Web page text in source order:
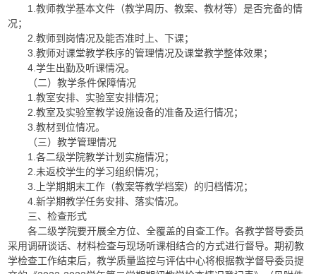
1.教师教学基本文件（教学周历、教案、教材等）是否完备的情
况；
2.教师到岗情况及能否准时上、下课；
3.教师对课堂教学秩序的管理情况及课堂教学整体效果；
4.学生出勤及听课情况。
（二）教学条件保障情况
1.教室安排、实验室安排情况；
2.教室及实验室教学设施设备的准备及运行情况；
3.教材到位情况。
（三）教学管理情况
1.各二级学院教学计划实施情况；
2.未返校学生的学习组织情况；
3.上学期期末工作（教案等教学档案）的归档情况；
4.新学期教学任务安排、落实情况。
三、检查形式
各二级学院要开展全方位、全覆盖的自查工作。各教学督导委员
采用调研谈话、材料检查与现场听课相结合的方式进行督导。期初教
学检查工作结束后，教学质量监控与评估中心将根据教学督导委员提